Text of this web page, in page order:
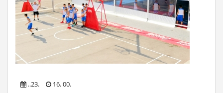
..23. 16. 00.